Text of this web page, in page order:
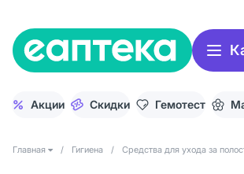
Акции Скидки Гемотест
Главная / Гигиена / Средства для ухода за